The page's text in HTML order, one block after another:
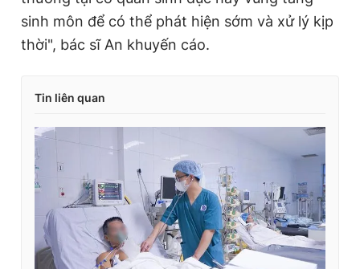
sinh môn để có thể phát hiện sớm và xử lý kịp
thời", bác sĩ An khuyến cáo.
Tin liên quan